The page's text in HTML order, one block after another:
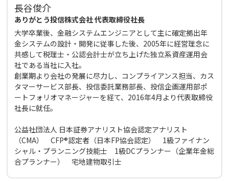
長谷俊介
ありがとう投信株式会社 代表取締役社長
大学卒業後、金融システムエンジニアとして主に確定拠出年
金システムの設計・開発に従事した後、2005年に経営理念に
共感して税理士・公認会計士が立ち上げた独立系資産運用会
社である当社に入社。
創業期より会社の発展に尽力し、コンプライアンス担当、カス
タマーサービス部長、投信委託業務部長、投信企画運用部ポ
ートフォリオマネージャーを経て、2016年4月より代表取締役
社長に就任。
公益社団法人 日本証券アナリスト協会認定アナリスト
（CMA） CFP®認定者（日本FP協会認定） 1級ファイナン
シャル・プランニング技能士 1級DCプランナー（企業年金総
合プランナー） 宅地建物取引士